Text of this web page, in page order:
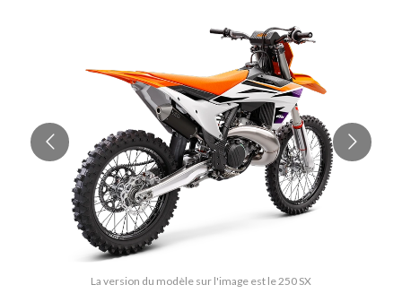
La version du modèle sur l'image est le 250 SX